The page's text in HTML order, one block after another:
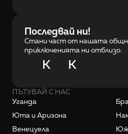
Последвай ни!
Стани част от нашата
приключенията ни отблизо.
K K
ПЪТУВАЙ С НАС
Уганда
Юта и Аризона
Венецуела